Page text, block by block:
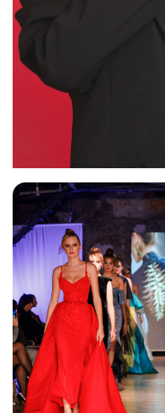
8 Липня 2026 1 min read
Анна
обличчям
YAMAGIWA в
У 2026 році
особистісної
стала...
НОВИНИ Партнери
Read More